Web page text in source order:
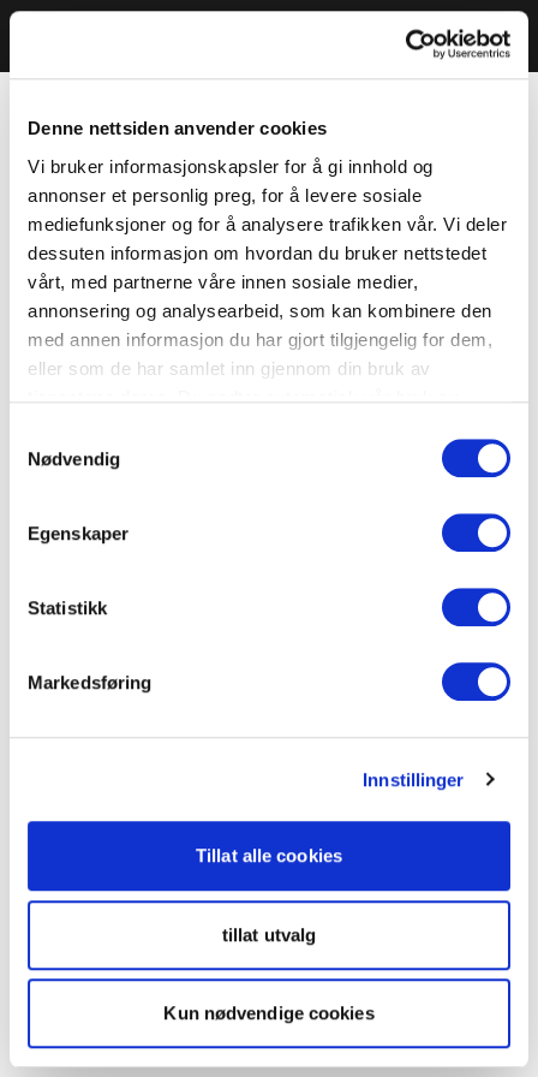
Denne nettsiden anvender cookies
Vi bruker informasjonskapsler for å gi innhold og
annonser et personlig preg, for å levere sosiale
mediefunksjoner og for å analysere trafikken vår. Vi deler
dessuten informasjon om hvordan du bruker nettstedet
vårt, med partnerne våre innen sosiale medier,
annonsering og analysearbeid, som kan kombinere den
med annen informasjon du har gjort tilgjengelig for dem,
eller som de har samlet inn gjennom din bruk av
Nødvendig
Egenskaper
Statistikk
Markedsføring
Innstillinger
Tillat alle cookies
tillat utvalg
Kun nødvendige cookies